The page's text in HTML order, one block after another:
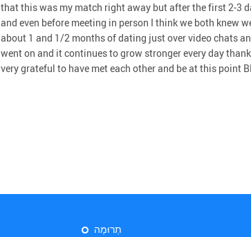
that this was my match right away but after the first 2-3
and even before meeting in person I think we both knew
about 1 and 1/2 months of dating just over video chats
went on and it continues to grow stronger every day
very grateful to have met each other and be at this point
תְרוּמָה